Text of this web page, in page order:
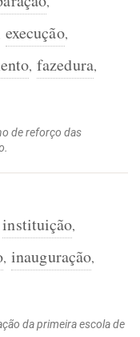
execução,
, fazedura,
de reforço das
instituição,
, inauguração,
da primeira escola de